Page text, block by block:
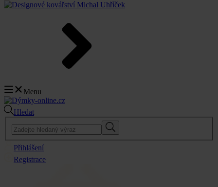
Menu
Hledat
Přihlášení
Registrace